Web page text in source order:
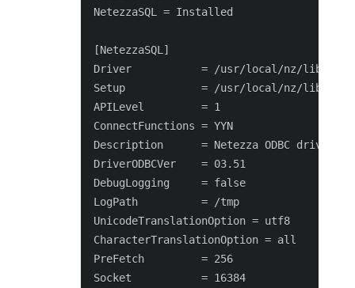
NetezzaSQL = Installed
[NetezzaSQL]
Driver           = /usr/local/nz/lib/
Setup            = /usr/local/nz/lib/
APILevel         = 1
ConnectFunctions = YYN
Description      = Netezza ODBC driver
DriverODBCVer    = 03.51
DebugLogging     = false
LogPath          = /tmp
UnicodeTranslationOption = utf8
CharacterTranslationOption = all
PreFetch         = 256